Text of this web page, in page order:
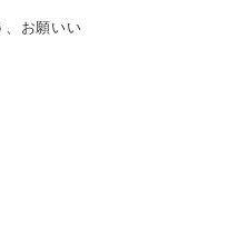
、お願いい